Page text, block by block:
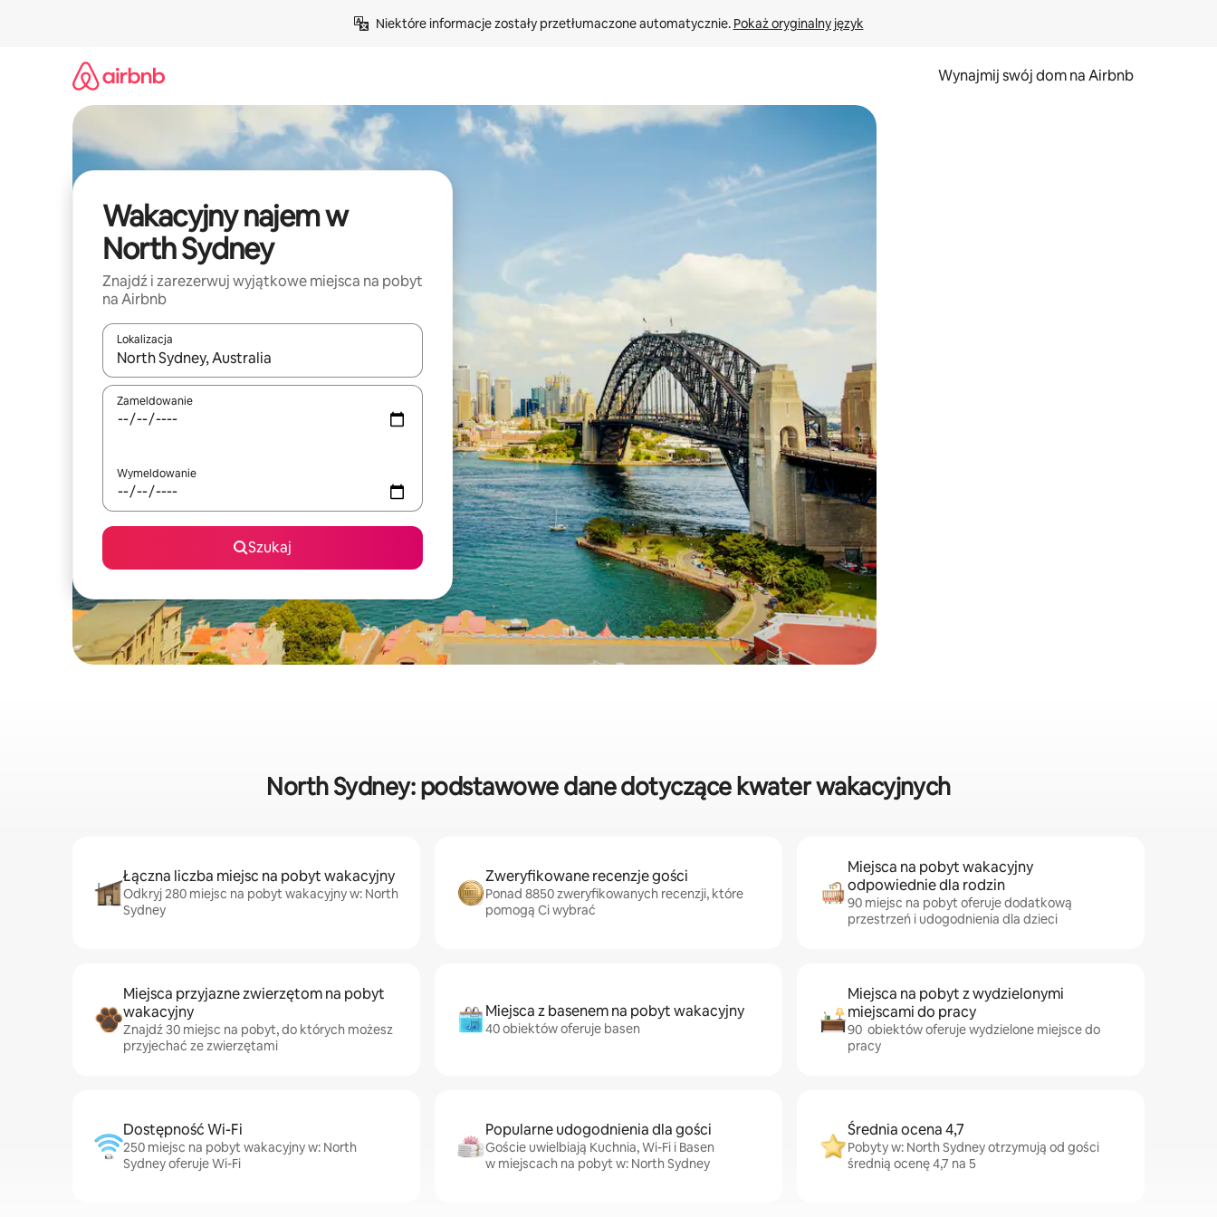
Niektóre informacje zostały przetłumaczone automatycznie. Pokaż oryginalny język
Wynajmij swój dom na Airbnb
Wakacyjny najem w
North Sydney
Znajdź i zarezerwuj wyjątkowe miejsca na pobyt
na Airbnb
Lokalizacja
Gdy wyniki będą dostępne, możesz poruszać się po nich za pomocą klawiszy strzałek w górę i w dół lub przeglądać je za pomocą gestów dotykowych lub przesuwania.
Zameldowanie
Wymeldowanie
Szukaj
North Sydney: podstawowe dane dotyczące kwater wakacyjnych
Łączna liczba miejsc na pobyt wakacyjny
Odkryj 280 miejsc na pobyt wakacyjny w: North
Sydney
Zweryfikowane recenzje gości
Ponad 8850 zweryfikowanych recenzji, które
pomogą Ci wybrać
Miejsca na pobyt wakacyjny
odpowiednie dla rodzin
90 miejsc na pobyt oferuje dodatkową
przestrzeń i udogodnienia dla dzieci
Miejsca przyjazne zwierzętom na pobyt
wakacyjny
Znajdź 30 miejsc na pobyt, do których możesz
przyjechać ze zwierzętami
Miejsca z basenem na pobyt wakacyjny
40 obiektów oferuje basen
Miejsca na pobyt z wydzielonymi
miejscami do pracy
90 obiektów oferuje wydzielone miejsce do
pracy
Dostępność Wi-Fi
250 miejsc na pobyt wakacyjny w: North
Sydney oferuje Wi-Fi
Popularne udogodnienia dla gości
Goście uwielbiają Kuchnia, Wi-Fi i Basen
w miejscach na pobyt w: North Sydney
Średnia ocena 4,7
Pobyty w: North Sydney otrzymują od gości
średnią ocenę 4,7 na 5